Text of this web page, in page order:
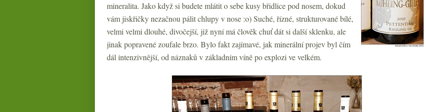
mineralita. Jako když si budete mlátit o sebe kusy břidlice pod nosem, dokud
vám jiskřičky nezačnou pálit chlupy v nose :o) Suché, řízné, strukturované bílé,
velmi velmi dlouhé, divočejší, již nyní má člověk chuť dát si další sklenku, ale
jinak popravené zoufale brzo. Bylo fakt zajímavé, jak minerální projev byl čím
dál intenzivnější, od náznaků v základním víně po explozi ve velkém.